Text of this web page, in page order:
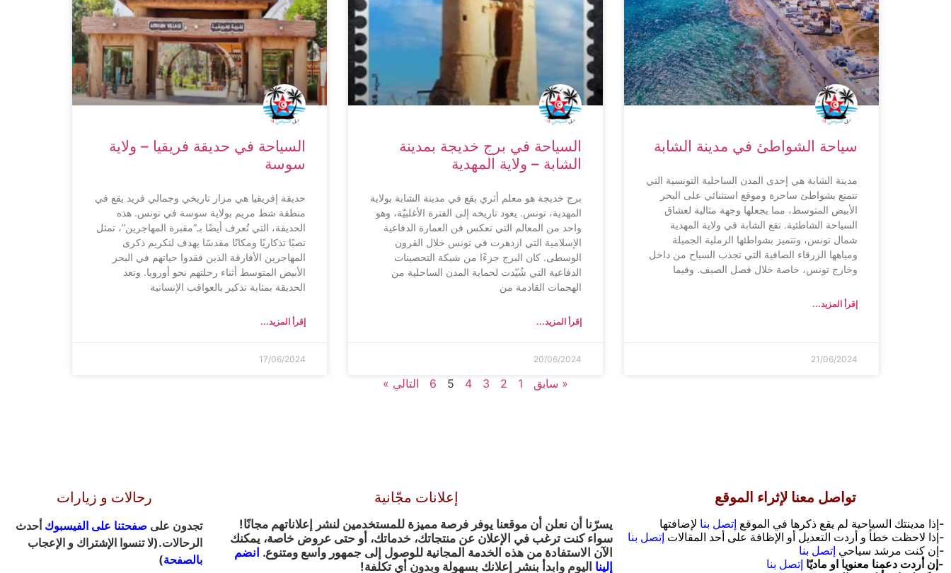
سياحة الشواطئ في مدينة الشابة
مدينة الشابة هي إحدى المدن الساحلية التونسية التي
تتمتع بشواطئ ساحرة وموقع استثنائي على البحر
الأبيض المتوسط، مما يجعلها وجهة مثالية لعشاق
السياحة الشاطئية. تقع الشابة في ولاية المهدية
شمال تونس، وتتميز بشواطئها الرملية الجميلة
ومياهها الزرقاء الصافية التي تجذب السياح من داخل
وخارج تونس، خاصة خلال فصل الصيف. وفيما
إقرأ المزيد...
21/06/2024
السياحة في برج خديجة بمدينة
الشابة – ولاية المهدية
برج خديجة هو معلم أثري يقع في مدينة الشابة بولاية
المهدية، تونس. يعود تاريخه إلى الفترة الأغلبيّة، وهو
واحد من المعالم التي تعكس فن العمارة الدفاعية
الإسلامية التي ازدهرت في تونس خلال القرون
الوسطى. كان البرج جزءًا من شبكة التحصينات
الدفاعية التي شُيّدت لحماية المدن الساحلية من
الهجمات القادمة من
إقرأ المزيد...
20/06/2024
السياحة في حديقة فريقيا – ولاية
سوسة
حديقة إفريقيا هي مزار تاريخي وجمالي فريد يقع في
منطقة شط مريم بولاية سوسة في تونس. هذه
الحديقة، التي تُعرف أيضًا بـ”مقبرة المهاجرين”، تمثل
نصبًا تذكاريًا ومكانًا مقدسًا يهدف لتكريم ذكرى
المهاجرين الأفارقة الذين فقدوا حياتهم في البحر
الأبيض المتوسط أثناء رحلتهم نحو أوروبا. وتعد
الحديقة بمثابة تذكير بالعواقب الإنسانية
إقرأ المزيد...
17/06/2024
« سابق 1
2
3
4
5
6 التالي »
تواصل معنا لإثراء الموقع
-إذا مدينتك السياحية لم يقع ذكرها في الموقع إتصل بنا لإضافتها
-إذا لاحظت خطأ و أردت التعديل أو الإظافة على أحد المقالات إتصل بنا
-إن كنت مرشد سياحي إتصل بنا
-إن أردت دعمنا معنويا او ماديّا إتصل بنا
إعلانات مجّانية
يسرّنا أن نعلن أن موقعنا يوفر فرصة مميزة للمستخدمين لنشر إعلاناتهم مجانًا!
سواء كنت ترغب في الإعلان عن منتجاتك، خدماتك، أو حتى عروض خاصة، يمكنك
الآن الاستفادة من هذه الخدمة المجانية للوصول إلى جمهور واسع ومتنوع. انضم
إلينا اليوم وابدأ بنشر إعلانك بسهولة وبدون أي تكلفة!
رحالات و زيارات
تجدون على صفحتنا على الفيسبوك أحدث
الرحالات.(لا تنسوا الإشتراك و الإعجاب
بالصفحة)